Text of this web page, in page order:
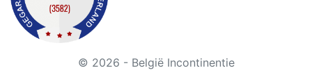
© 2026 - België Incontinentie